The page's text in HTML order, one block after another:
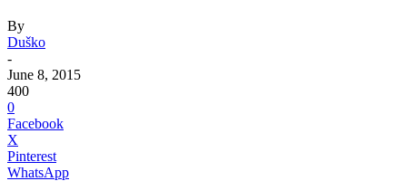
By
Duško
-
June 8, 2015
400
0
Facebook
X
Pinterest
WhatsApp